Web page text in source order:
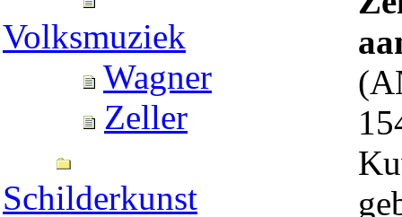
Volksmuziek
Wagner
Zeller
Schilderkunst